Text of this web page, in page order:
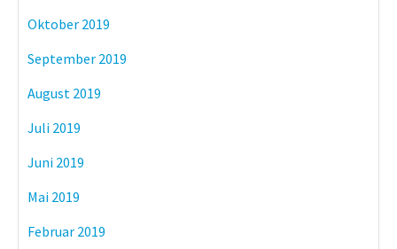
Oktober 2019
September 2019
August 2019
Juli 2019
Juni 2019
Mai 2019
Februar 2019